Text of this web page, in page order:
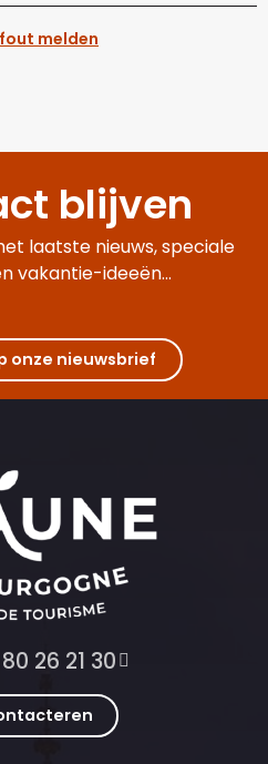
fout melden
blijven
laatste nieuws, speciale
vakantie-ideeën...
onze nieuwsbrief
26 21 30